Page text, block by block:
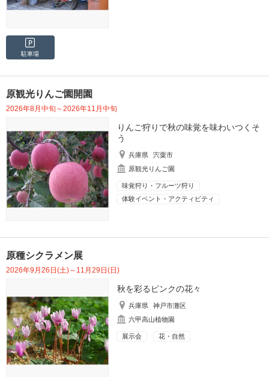
駐車場
原観光りんご園開園
2026年8月中旬～2026年11月中旬
りんご狩りで秋の味覚を味わいつくそ
う
兵庫県
宍粟市
原観光りんご園
味覚狩り・フルーツ狩り
体験イベント・アクティビティ
原種シクラメン展
2026年9月26日(土)～11月29日(日)
秋を彩るピンクの花々
兵庫県
神戸市灘区
六甲高山植物園
展示会 花・自然